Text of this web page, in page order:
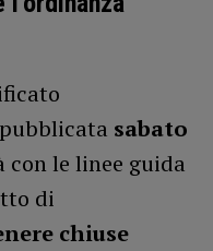
sabato
le linee guida
di
chiuse